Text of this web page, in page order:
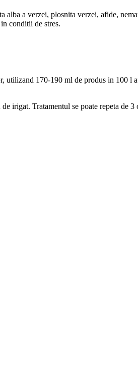
alba a verzei, plosnita verzei, afide,
conditii de stres.
170-190 ml de produs in 100 l
irigat. Tratamentul se poate repeta de